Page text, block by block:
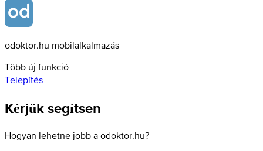
odoktor.hu mobilalkalmazás
Több új funkció
Telepítés
Kérjük segítsen
Hogyan lehetne jobb a odoktor.hu?